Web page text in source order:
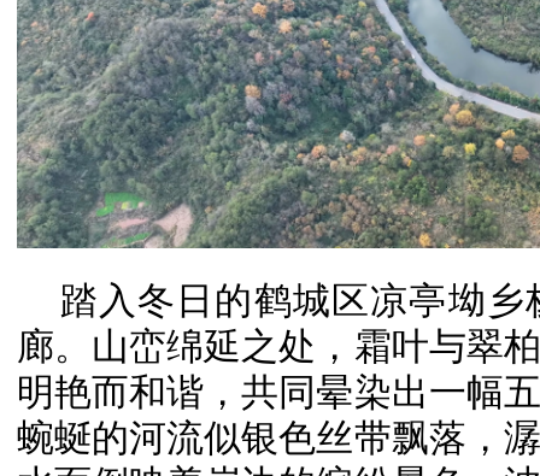
踏入冬日的鹤城区凉亭坳
廊。山峦绵延之处，霜叶与翠
明艳而和谐，共同晕染出一幅
蜿蜒的河流似银色丝带飘落，